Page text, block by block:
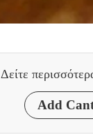
Δείτε
Add